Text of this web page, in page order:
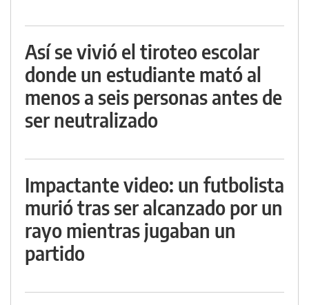
Así se vivió el tiroteo escolar
donde un estudiante mató al
menos a seis personas antes de
ser neutralizado
Impactante video: un futbolista
murió tras ser alcanzado por un
rayo mientras jugaban un
partido